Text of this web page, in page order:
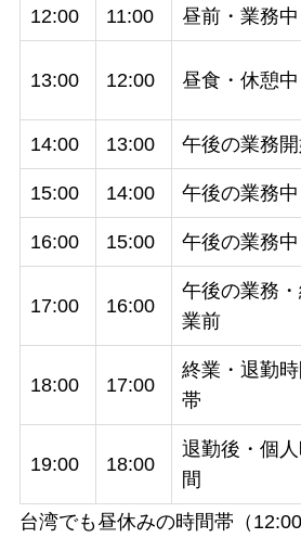
12:00 11:00 昼前・業務中
13:00 12:00 昼食・休憩中
14:00 13:00 午後の業務
15:00 14:00 午後の業務中
16:00 15:00 午後の業務中
17:00 16:00
午後の業務
業前
18:00 17:00
終業・退勤時
帯
19:00 18:00
退勤後・個
間
台湾でも昼休みの時間帯（